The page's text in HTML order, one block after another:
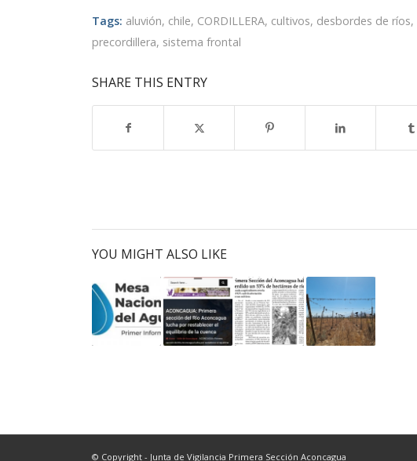
Tags: aluvión, chile, CORDILLERA, cultivos, desbordes de ríos,
precordillera, sistema frontal
SHARE THIS ENTRY
YOU MIGHT ALSO LIKE
© Copyright - Junta de Vigilancia Primera Sección Aconcagua